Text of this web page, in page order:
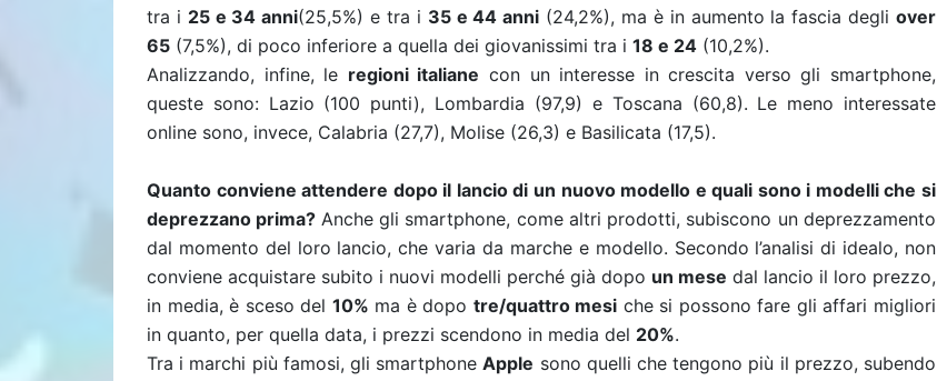
tra i 25 e 34 anni(25,5%) e tra i 35 e 44 anni (24,2%), ma è in aumento la fascia degliover
65 (7,5%), di poco inferiore a quella dei giovanissimi tra i 18 e 24 (10,2%).
Analizzando, infine, le regioni italiane con un interesse in crescita verso gli smartphone,
queste sono: Lazio (100 punti), Lombardia (97,9) e Toscana (60,8). Le meno interessate
online sono, invece, Calabria (27,7), Molise (26,3) e Basilicata (17,5).
Quanto conviene attendere dopo il lancio di un nuovo modello e quali sono i modelli che si
deprezzano prima? Anche gli smartphone, come altri prodotti, subiscono un deprezzamento
dal momento del loro lancio, che varia da marche e modello. Secondo l’analisi di idealo, non
conviene acquistare subito i nuovi modelli perché già dopo un mese dal lancio il loro prezzo,
in media, è sceso del 10% ma è dopo tre/quattro mesi che si possono fare gli affari migliori
in quanto, per quella data, i prezzi scendono in media del 20%.
Tra i marchi più famosi, gli smartphoneApple sono quelli che tengono più il prezzo, subendo